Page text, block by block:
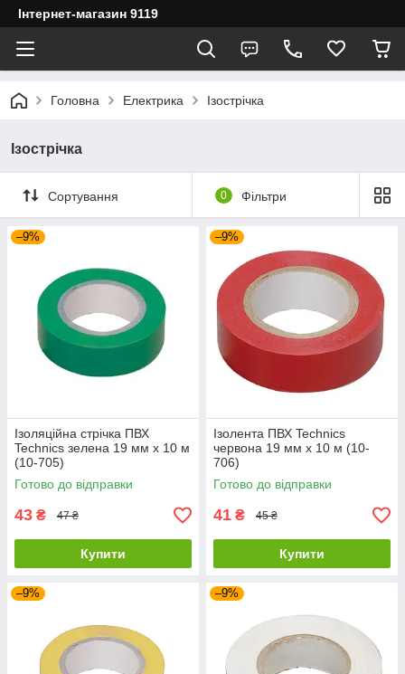
Інтернет-магазин 9119
Головна Електрика Ізострічка
Ізострічка
Сортування 0 Фільтри
–9%
Ізоляційна стрічка ПВХ
Technics зелена 19 мм х 10 м
(10-705)
Готово до відправки
43 ₴ 47 ₴
Купити
–9%
Ізолента ПВХ Technics
червона 19 мм х 10 м (10-
706)
Готово до відправки
41 ₴ 45 ₴
Купити
–9% –9%